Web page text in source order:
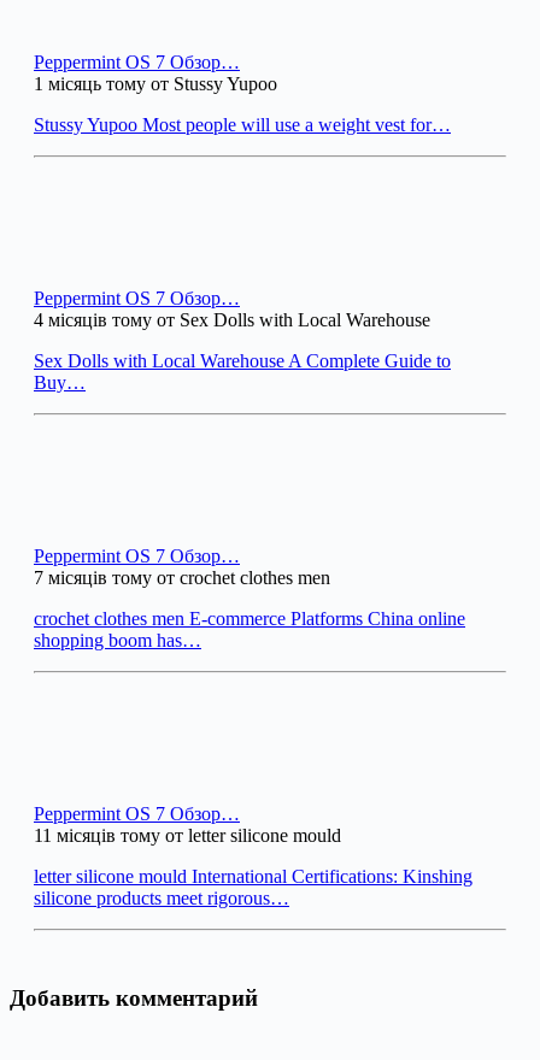
Peppermint OS 7 Обзор…
1 місяць тому от Stussy Yupoo
Stussy Yupoo Most people will use a weight vest for…
Peppermint OS 7 Обзор…
4 місяців тому от Sex Dolls with Local Warehouse
Sex Dolls with Local Warehouse A Complete Guide to
Buy…
Peppermint OS 7 Обзор…
7 місяців тому от crochet clothes men
crochet clothes men E-commerce Platforms China online
shopping boom has…
Peppermint OS 7 Обзор…
11 місяців тому от letter silicone mould
letter silicone mould International Certifications: Kinshing
silicone products meet rigorous…
Добавить комментарий